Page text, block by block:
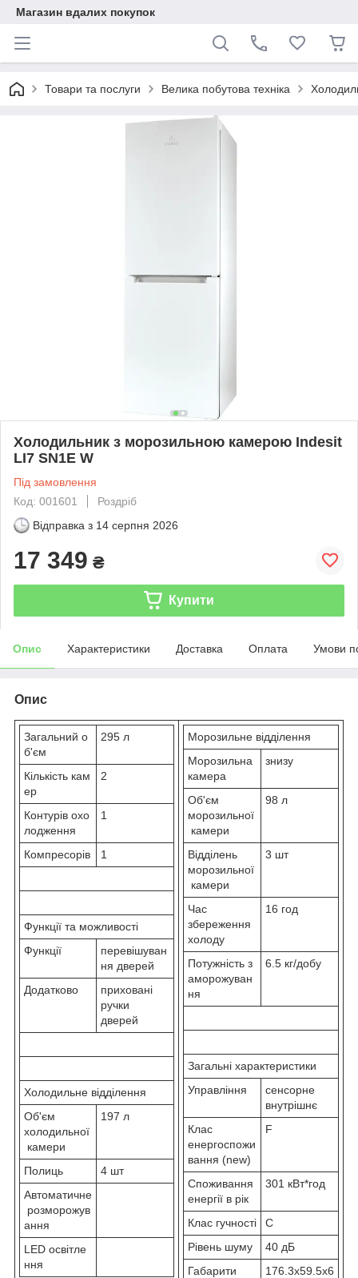
Магазин вдалих покупок
Товари та послуги Велика побутова техніка
Холодильник з морозильною камерою Indesit
LI7 SN1E W
Під замовлення
Код: 001601
Роздріб
Відправка з 14 серпня 2026
17 349 ₴
Купити
Опис Характеристики Доставка Оплата Умови
Опис
Загальний о
б'єм
295 л
Кількість кам
ер
2
Контурів охо
лодження
1
Компресорів 1
Функції та можливості
Функції
перевішуван
ня дверей
Додатково
приховані
ручки
дверей
Холодильне відділення
Об'єм
холодильної
камери
197 л
Полиць
4 шт
Автоматичне
розморожув
ання
LED освітле
ння
Морозильне відділення
Морозильна
камера
знизу
Об'єм
морозильної
камери
98 л
Відділень
морозильної
камери
3 шт
Час
збереження
холоду
16 год
Потужність з
аморожуван
ня
6.5 кг/добу
Загальні характеристики
Управління
сенсорне
внутрішнє
Клас
енергоспожи
вання (new)
F
Споживання
енергії в рік
301 кВт*год
Клас гучності
C
Рівень шуму
40 дБ
Габарити
176.3x59.5x6